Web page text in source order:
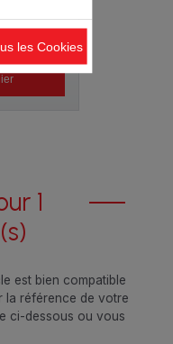
1
est bien compatible
la référence de votre
ci-dessous ou vous
les Cookies